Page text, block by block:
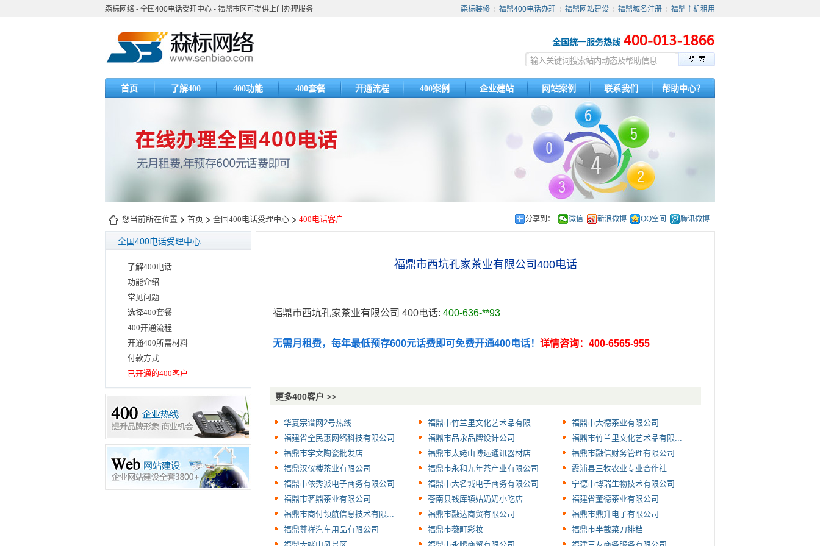
森标网络 - 全国400电话受理中心 - 福鼎市区可提供上门办理服务 森标装修 ┊ 福鼎400电话办理 ┊ 福鼎网站建设 ┊ 福鼎域名注册 ┊ 福鼎主机租用
全国统一服务热线
首页 了解400 400功能 400套餐 开通流程 400案例 企业建站 网站案例 联系我们 帮助中心？
您当前所在位置 首页 全国400电话受理中心 400电话客户 分享到： 微信 新浪微博 QQ空间 腾讯微博
全国400电话受理中心
了解400电话
功能介绍
常见问题
选择400套餐
400开通流程
开通400所需材料
付款方式
已开通的400客户
福鼎市西坑孔家茶业有限公司400电话
福鼎市西坑孔家茶业有限公司 400电话: 400-636-**93
无需月租费，每年最低预存600元话费即可免费开通400电话！ 详情咨询：400-6565-955
更多400客户 >>
华夏宗谱网2号热线 福鼎市竹兰里文化艺术品有限...
福鼎市大德茶业有限公司
福建省全民惠网络科技有限公司
福鼎市品永品牌设计公司
福鼎市竹兰里文化艺术品有限...
福鼎市学文陶瓷批发店
福鼎市太姥山博远通讯器材店
福鼎市融信财务管理有限公司
福鼎汉仪楼茶业有限公司
福鼎市永和九年茶产业有限公司
霞浦县三牧农业专业合作社
福鼎市依秀派电子商务有限公司
福鼎市大名城电子商务有限公司
宁德市博瑞生物技术有限公司
福鼎市茗鼎茶业有限公司
苍南县钱库镇姑奶奶小吃店
福建省董德茶业有限公司
福鼎市商付领航信息技术有限...
福鼎市融达商贸有限公司
福鼎市鼎升电子有限公司
福鼎尊祥汽车用品有限公司
福鼎市薇町彩妆
福鼎市半截菜刀排档